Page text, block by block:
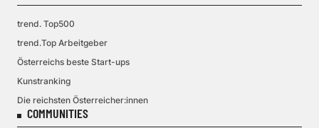
trend. Top500
trend.Top Arbeitgeber
Österreichs beste Start-ups
Kunstranking
Die reichsten Österreicher:innen
COMMUNITIES